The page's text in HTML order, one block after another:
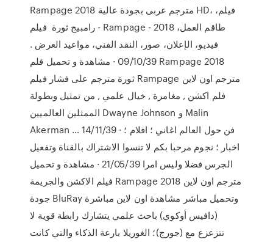
Rampage 2018 مترجم عربى بجودة عالية HD، ،فيلم
رامبيج ثورة فيلم - Rampage - 2018 طاقم العمل،
فيديو، الإعلان، صور، النقد الفني، مواعيد العرض .
09/10/39 · مشاهدة و تحميل فلم Rampage 2018
ثورة مترجم على فشار فيلم Rampage مترجم اون لاين
فلم اكشن , مغامرة , خيال علمي , من تمثيل وبطولة
الممثلين العالميين Dwayne Johnson و Malin
Akerman … 14/11/39 · فن حول العالم اغاني ؛ افلام ؛
اخبار ؛ نجوم مرحبا بكم لا تنسوا الاشتراك بالقناة وتفعيل
الجرس فضلا وليس امرا 21/05/39 · مشاهدة و تحميل
فيلم الاكشن والجريمة Rampage 2018 مترجم اون لاين
جودة BluRay وتحميل مباشر مشاهدة اون لاين مباشرة
(دافيس أوكوي) باحث علمي يتشارك رابطة قوية لا
تتزعزع مع (جورج)؛ الغوريلا بارعة الذكاء والتي كانت